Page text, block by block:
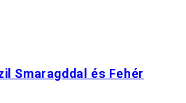
Smaragddal és Fehér